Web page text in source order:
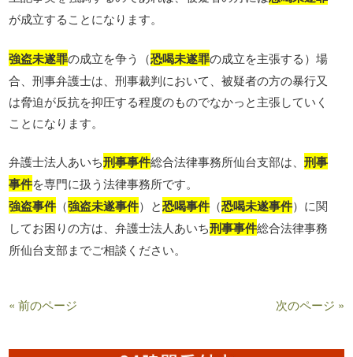
が成立することになります。
強盗未遂罪の成立を争う（恐喝未遂罪の成立を主張する）場
合、刑事弁護士は、刑事裁判において、被疑者の方の暴行又
は脅迫が反抗を抑圧する程度のものでなかっと主張していく
ことになります。
弁護士法人あいち刑事事件総合法律事務所仙台支部は、刑事
事件を専門に扱う法律事務所です。
強盗事件 （強盗未遂事件）と恐喝事件 （恐喝未遂事件）に関
してお困りの方は、弁護士法人あいち刑事事件総合法律事務
所仙台支部までご相談ください。
« 前のページ 次のページ »